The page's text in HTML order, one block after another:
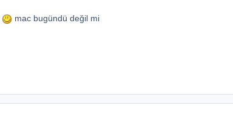
mac bugündü değil mi